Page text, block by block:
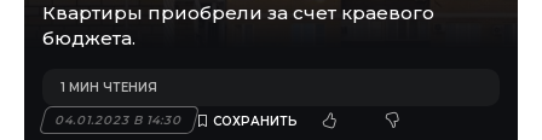
Квартиры приобрели за счет краевого
бюджета.
04.01.2023 В 14:30
1 МИН ЧТЕНИЯ